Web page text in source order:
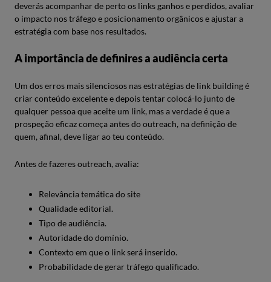
deverás acompanhar de perto os links ganhos e perdidos, avaliar
o impacto nos tráfego e posicionamento orgânicos e ajustar a
estratégia com base nos resultados.
A importância de definires a audiência certa
Um dos erros mais silenciosos nas estratégias de link building é
criar conteúdo excelente e depois tentar colocá-lo junto de
qualquer pessoa que aceite um link, mas a verdade é que a
prospeção eficaz começa antes do outreach, na definição de
quem, afinal, deve ligar ao teu conteúdo.
Antes de fazeres outreach, avalia:
Relevância temática do site
Qualidade editorial.
Tipo de audiência.
Autoridade do domínio.
Contexto em que o link será inserido.
Probabilidade de gerar tráfego qualificado.